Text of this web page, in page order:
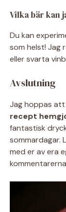
Vilka bär kan
Du kan
som helst! Jag
eller svarta
Avslutning
Jag hoppas
recept
fantastisk
sommardagar.
med er av era